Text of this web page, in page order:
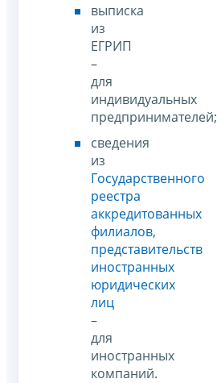
выписка
из
ЕГРИП
–
для
индивидуальных
предпринимателей;
сведения
из
Государственного
реестра
аккредитованных
филиалов,
представительств
иностранных
юридических
лиц
–
для
иностранных
компаний.